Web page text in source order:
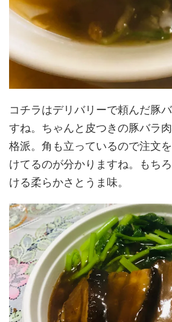
コチラはデリバリーで頼んだ豚
すね。ちゃんと皮つきの豚バラ
格派。角も立っているので注文
けてるのが分かりますね。もち
ける柔らかさとうま味。